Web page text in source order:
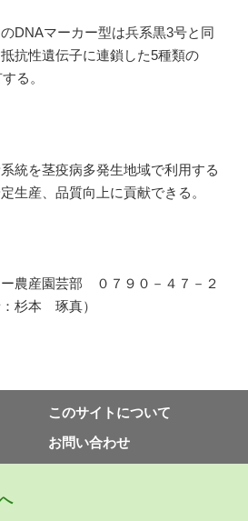
DNAマーカー型は兵系黒3号と同
抗性遺伝子に連鎖した5種類の
る。
統を茎疫病多発生地域で利用する
生産、品質向上に貢献できる。
農産園芸部 ０７９０－４７－２
杉本 琢真）
このサイトについて
お問い合わせ